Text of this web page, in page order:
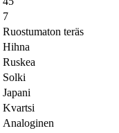
7
Ruostumaton teräs
Hihna
Ruskea
Solki
Japani
Kvartsi
Analoginen